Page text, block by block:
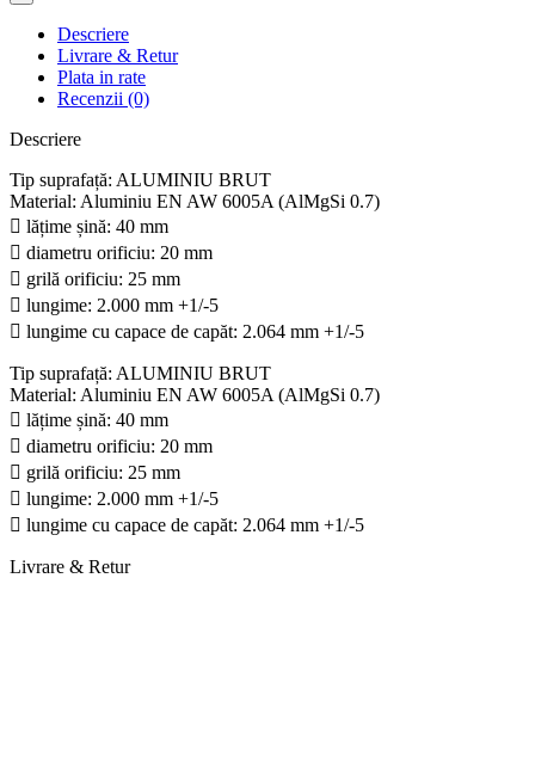
Descriere
Livrare & Retur
Plata in rate
Recenzii (0)
Descriere
Tip suprafață: ALUMINIU BRUT
Material: Aluminiu EN AW 6005A (AlMgSi 0.7)
 lățime șină: 40 mm
 diametru orificiu: 20 mm
 grilă orificiu: 25 mm
 lungime: 2.000 mm +1/-5
 lungime cu capace de capăt: 2.064 mm +1/-5
Tip suprafață: ALUMINIU BRUT
Material: Aluminiu EN AW 6005A (AlMgSi 0.7)
 lățime șină: 40 mm
 diametru orificiu: 20 mm
 grilă orificiu: 25 mm
 lungime: 2.000 mm +1/-5
 lungime cu capace de capăt: 2.064 mm +1/-5
Livrare & Retur